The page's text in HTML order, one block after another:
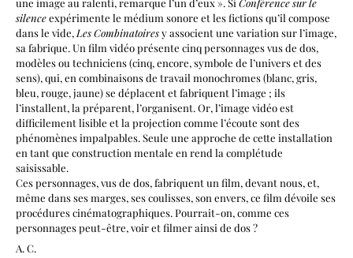
une image au ralenti, remarque l’un d’eux ». Si Conférence sur le
silenceexpérimente le médium sonore et les fictions qu’il compose
dans le vide, Les Combinatoiresy associent une variation sur l’image,
sa fabrique. Un film vidéo présente cinq personnages vus de dos,
modèles ou techniciens (cinq, encore, symbole de l’univers et des
sens), qui, en combinaisons de travail monochromes (blanc, gris,
bleu, rouge, jaune) se déplacent et fabriquent l’image ; ils
l’installent, la préparent, l’organisent. Or, l’image vidéo est
difficilement lisible et la projection comme l’écoute sont des
phénomènes impalpables. Seule une approche de cette installation
en tant que construction mentale en rend la complétude
saisissable.
Ces personnages, vus de dos, fabriquent un film, devant nous, et,
même dans ses marges, ses coulisses, son envers, ce film dévoile ses
procédures cinématographiques. Pourrait-on, comme ces
personnages peut-être, voir et filmer ainsi de dos ?
A. C.